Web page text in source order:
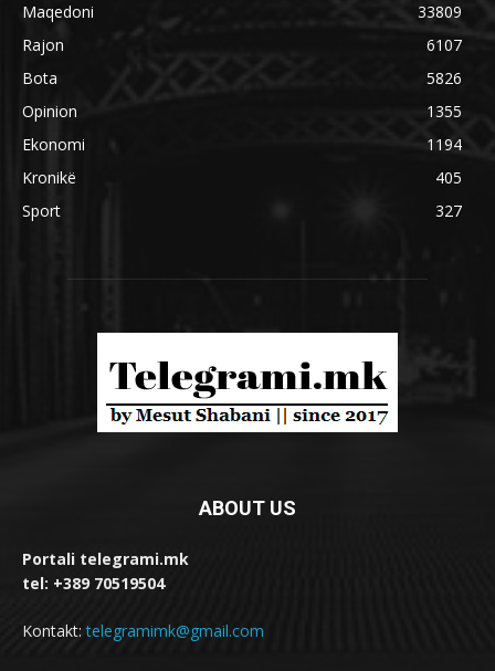
Maqedoni
33809
Rajon
6107
Bota
5826
Opinion
1355
Ekonomi
1194
Kronikë
405
Sport
327
ABOUT US
Portali telegrami.mk
tel: +389 70519504
Kontakt:telegramimk@gmail.com